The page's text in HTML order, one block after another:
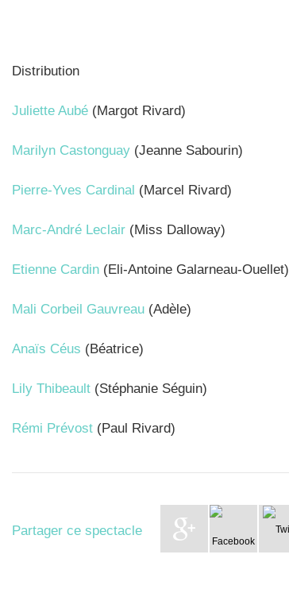
Distribution
Juliette Aubé (Margot Rivard)
Marilyn Castonguay (Jeanne Sabourin)
Pierre-Yves Cardinal (Marcel Rivard)
Marc-André Leclair (Miss Dalloway)
Etienne Cardin (Eli-Antoine Galarneau-Ouellet)
Mali Corbeil Gauvreau (Adèle)
Anaïs Céus (Béatrice)
Lily Thibeault (Stéphanie Séguin)
Rémi Prévost (Paul Rivard)
Partager ce spectacle